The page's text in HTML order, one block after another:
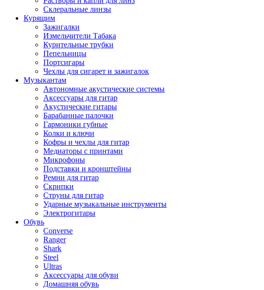
Склеральные линзы
Курящим
Зажигалки
Измельчители Табака
Курительные трубки
Пепельницы
Портсигары
Чехлы для сигарет и зажигалок
Музыкантам
Автономные акустические системы
Аксессуары для гитар
Акустические гитары
Барабанные палочки
Гармоники губные
Колки и ключи
Кофры и чехлы для гитар
Медиаторы с принтами
Микрофоны
Подставки и кронштейны
Ремни для гитар
Скрипки
Струны для гитар
Ударные музыкальные инструменты
Электрогитары
Обувь
Converse
Ranger
Shark
Steel
Ultras
Аксессуары для обуви
Домашняя обувь